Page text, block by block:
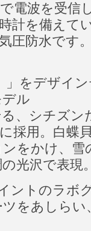
電波を受信
計を備えて
圧防水です
」をデザイ
ル
、シチズン
採用。白蝶
をかけ、雪
光沢で表現
ントのラボ
をあしらい